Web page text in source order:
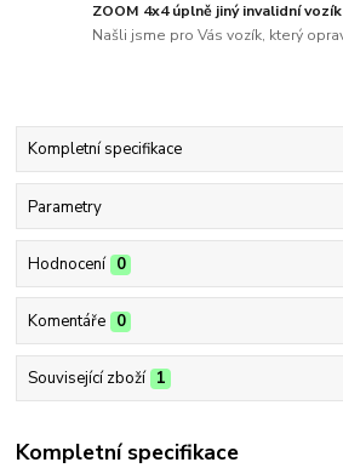
ZOOM 4x4 úplně jiný invalidní vozík
Našli jsme pro Vás vozík, který
Kompletní specifikace
Parametry
Hodnocení 0
Komentáře 0
Související zboží 1
Kompletní specifikace